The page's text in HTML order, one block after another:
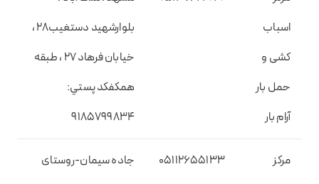
اسباب
کشی و
حمل بار
آرام بار
بلوارشهید دستغیب28 ،
خیابان فرهاد 27 ، طبقه
همکفکد پستي:
9185799834
مرکز
05112655133
جاده سیمان-روستای